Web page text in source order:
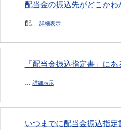
配当金の振込先がどこかわ
配... 詳細表示
「配当金振込指定書」に
... 詳細表示
いつまでに配当金振込指定